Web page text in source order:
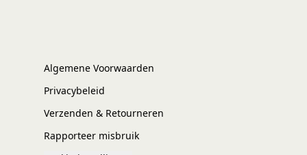
Algemene Voorwaarden
Privacybeleid
Verzenden & Retourneren
Rapporteer misbruik